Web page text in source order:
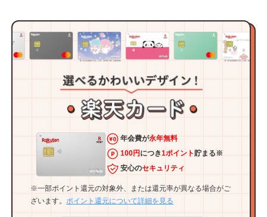
年会費が永年無料
100円 につき1ポイント貯まる※
安心のセキュリティ
※一部ポイント還元の対象外、または還元率が異なる場合がご
ざいます。ポイント還元について詳細を見る